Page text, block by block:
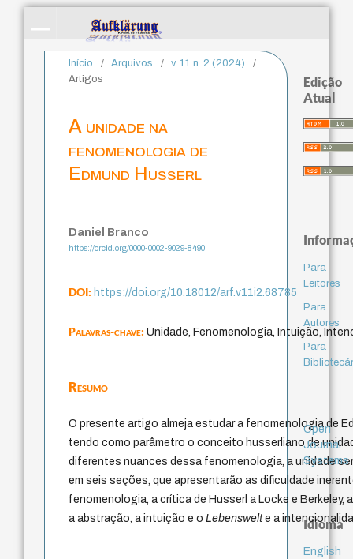
Início / Arquivos / v. 11 n. 2 (2024)
/
Artigos
A unidade na
fenomenologia de
Edmund Husserl
Daniel Branco
https://orcid.org/0000-0002-9029-8490
DOI:https://doi.org/10.18012/arf.v11i2.68785
Palavras-chave:Unidade, Fenomenologia, Intuição,
Resumo
O presente artigo almeja estudar a fenomenologia de
tendo como parâmetro o conceito husserliano de
diferentes nuances dessa fenomenologia, a unidade
em seis seções, que apresentarão as dificuldade
fenomenologia, a crítica de Husserl a Locke e Berkeley,
a abstração, a intuição e oLebenswelte a
Edição
Atual
Para
Leitores
Para
Autores
Para
Open
Journal
Systems
Idioma
English